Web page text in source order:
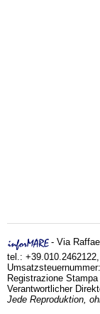
- Via
tel.:
Registrazione
Verantwortlicher
Jede Reproduktion,